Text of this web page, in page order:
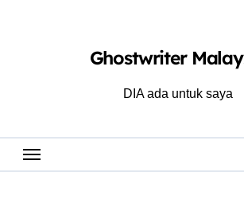
Ghostwriter
DIA ada untuk saya